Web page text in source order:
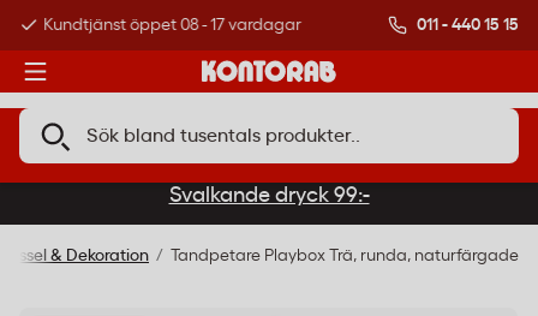
Kundtjänst öppet 08 - 17 vardagar Över 500 000
011 - 440 15 15
Svalkande dryck 99:-
Pyssel & Dekoration Tandpetare Playbox Trä, runda, naturfärgade